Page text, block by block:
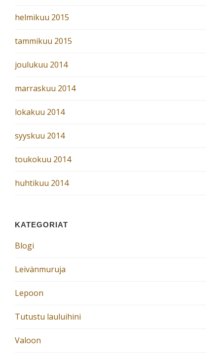
helmikuu 2015
tammikuu 2015
joulukuu 2014
marraskuu 2014
lokakuu 2014
syyskuu 2014
toukokuu 2014
huhtikuu 2014
KATEGORIAT
Blogi
Leivänmuruja
Lepoon
Tutustu lauluihini
Valoon